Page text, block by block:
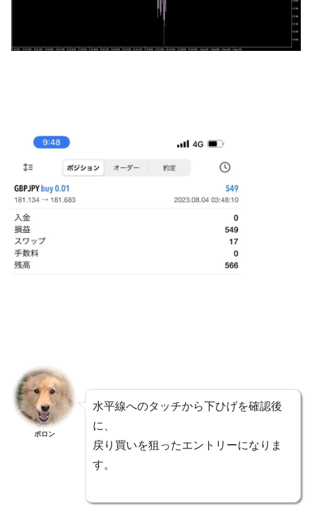
ポロン
水平線へのタッチから下ひげを確認後
に、
戻り買いを狙ったエントリーになりま
す。